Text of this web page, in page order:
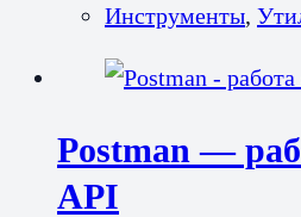
Инструменты,
Postman —
API